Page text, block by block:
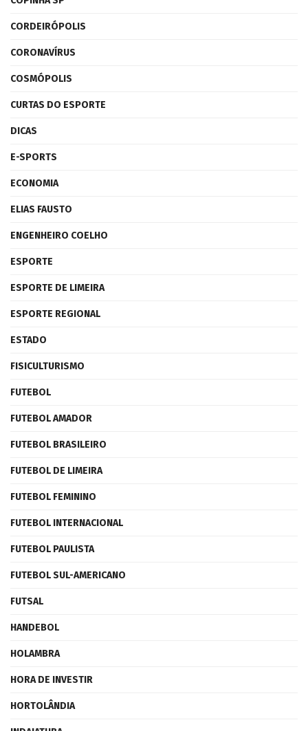
CORDEIRÓPOLIS
CORONAVÍRUS
COSMÓPOLIS
CURTAS DO ESPORTE
DICAS
E-SPORTS
ECONOMIA
ELIAS FAUSTO
ENGENHEIRO COELHO
ESPORTE
ESPORTE DE LIMEIRA
ESPORTE REGIONAL
ESTADO
FISICULTURISMO
FUTEBOL
FUTEBOL AMADOR
FUTEBOL BRASILEIRO
FUTEBOL DE LIMEIRA
FUTEBOL FEMININO
FUTEBOL INTERNACIONAL
FUTEBOL PAULISTA
FUTEBOL SUL-AMERICANO
FUTSAL
HANDEBOL
HOLAMBRA
HORA DE INVESTIR
HORTOLÂNDIA